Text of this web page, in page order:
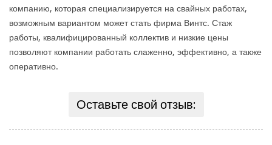
компанию, которая специализируется на свайных работах,
возможным вариантом может стать фирма Винтс. Стаж
работы, квалифицированный коллектив и низкие цены
позволяют компании работать слаженно, эффективно, а также
оперативно.
Оставьте свой отзыв: